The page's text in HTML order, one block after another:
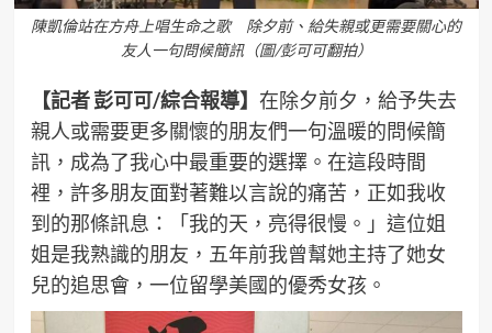
陳凱倫站在方舟上唱生命之歌 除夕前、給失親或更需要關心的
友人一句問候簡訊（圖/彭可可翻拍）
【記者 彭可可/綜合報導】 在除夕前夕，給予失去
親人或需要更多關懷的朋友們一句溫暖的問候簡
訊，成為了我心中最重要的選擇。在這段時間
裡，許多朋友面對著難以言說的痛苦，正如我收
到的那條訊息：「我的天，亮得很慢。」這位姐
姐是我熟識的朋友，五年前我曾幫她主持了她女
兒的追思會，一位留學美國的優秀女孩。